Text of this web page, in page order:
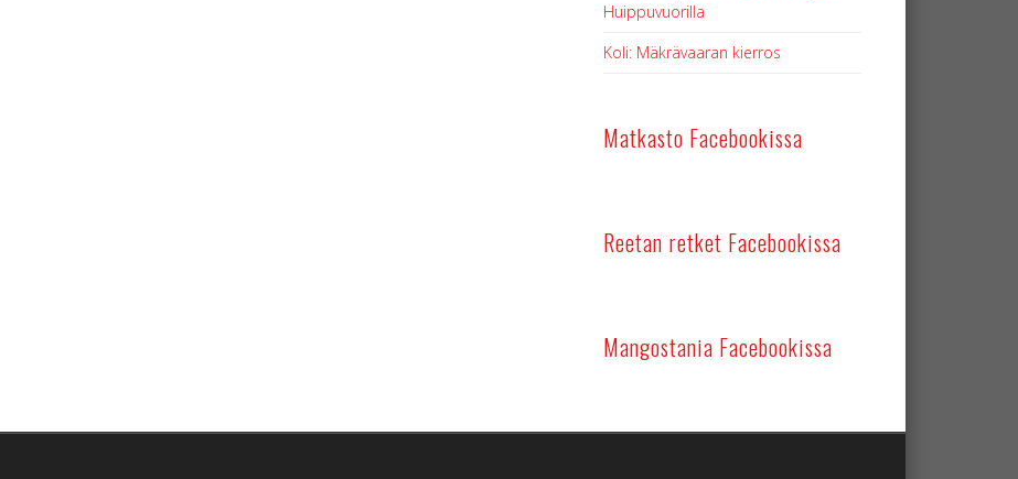
Huippuvuorilla
Koli: Mäkrävaaran kierros
Matkasto Facebookissa
Reetan retket Facebookissa
Mangostania Facebookissa